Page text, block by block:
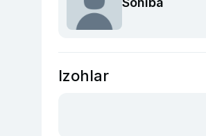
Izohlar